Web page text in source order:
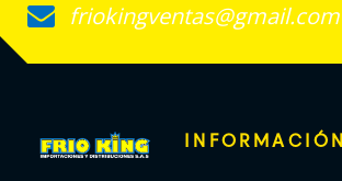
friokingventas@gmail.com
INFORMACIÓN